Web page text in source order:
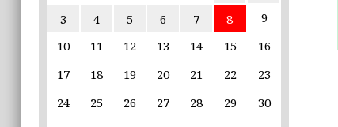
В пяти школах столицы обновляют
инфраструктуру по госпрограмме
Силы ПВО сбили 75 БПЛА над
сутки
3
4 5 6 7 8
9
10
11 12 13 14 15
16
17
18 19 20 21 22
23
24
25 26 27 28 29
30